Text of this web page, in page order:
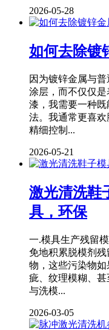
2026-05-28
如何去除镀
因为镀锌金属与
涂层，而不仅仅
漆，我需要一种
法。我通常更喜
精细控制...
2026-05-21
激光清洗鞋
具，环保
一.模具生产残留
免地积累脱模剂
物，这些污染物
疵、纹理模糊、
与洗模...
2026-03-05